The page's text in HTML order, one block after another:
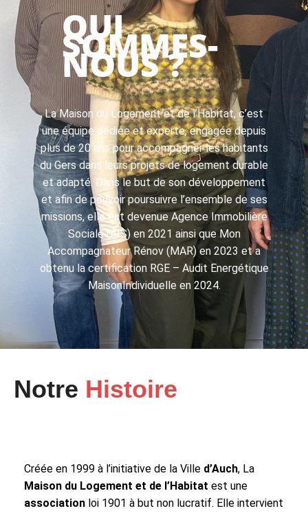
QUI
SOMMES-
NOUS ?
La Maison du Logement et de l’Habitat, c’est
une équipe dédiée et experte, engagée depuis
plus de 20 ans pour accompagner les habitants
du Gers dans leurs projets de logement durable
et adapté. Dans le but de son développement
et afin de pouvoir poursuivre l’ensemble de ses
missions, elle est devenue Agence Immobilière
Sociale (AIS) en 2021 ainsi que Mon
Accompagnateur Rénov (MAR) en 2023 et a
obtenu la certification RGE – Audit Energétique
MaisonIndividuelle en 2024.
Notre Histoire
Créée en 1999 à l’initiative de la Ville d’Auch, La
Maison du Logement et de l’Habitat est une
association loi 1901 à but non lucratif. Elle intervient